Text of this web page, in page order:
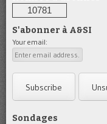
10781
S'abonner à A&SI
Your email:
Sondages